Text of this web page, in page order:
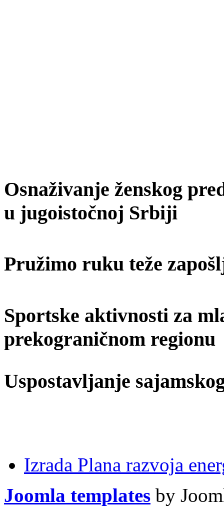
Osnaživanje ženskog
u jugoistočnoj Srbiji
Pružimo ruku teže
Sportske aktivnosti za
prekograničnom regionu
Uspostavljanje
Izrada Plana razvoja
Joomla templates by